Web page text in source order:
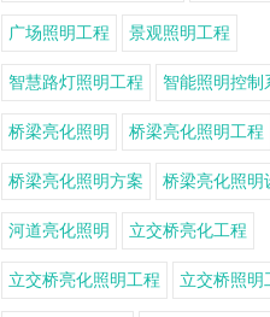
广场照明工程 景观照明工程
智慧路灯照明工程 智能照明控制
桥梁亮化照明 桥梁亮化照明工程
桥梁亮化照明方案 桥梁亮化照明
河道亮化照明 立交桥亮化工程
立交桥亮化照明工程 立交桥照明